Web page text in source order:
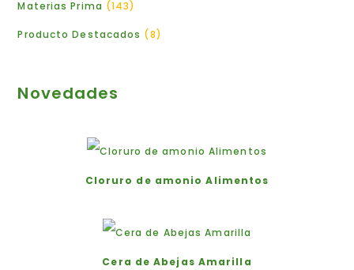
Materias Prima 143
Producto Destacados 8
Novedades
Cloruro de amonio Alimentos
Cera de Abejas Amarilla